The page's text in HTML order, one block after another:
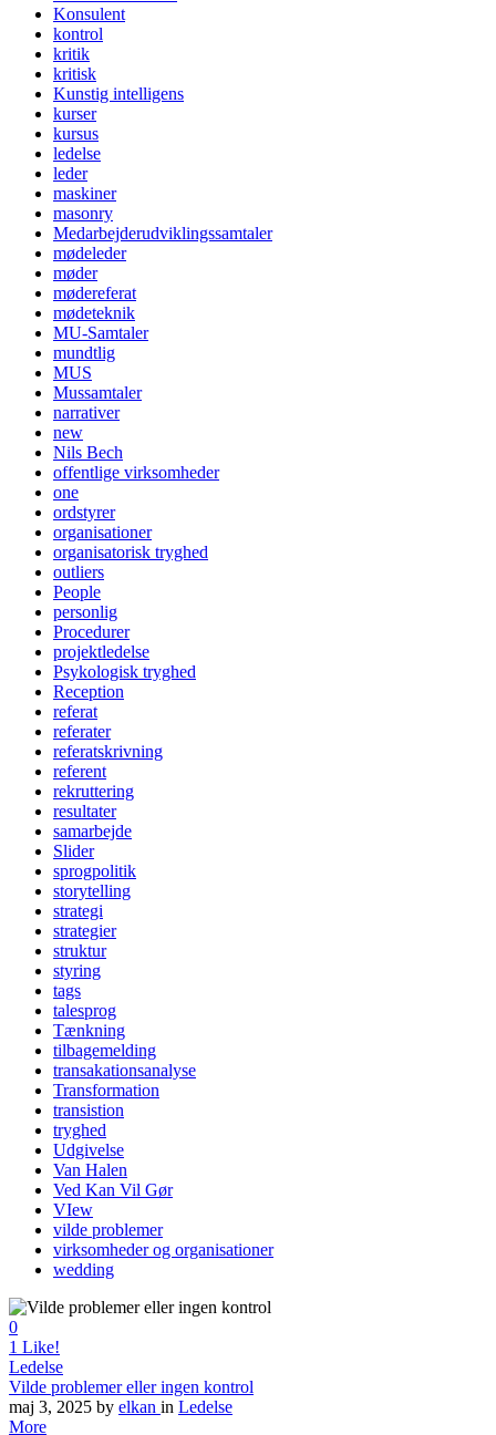
Konsulent
kontrol
kritik
kritisk
Kunstig intelligens
kurser
kursus
ledelse
leder
maskiner
masonry
Medarbejderudviklingssamtaler
mødeleder
møder
mødereferat
mødeteknik
MU-Samtaler
mundtlig
MUS
Mussamtaler
narrativer
new
Nils Bech
offentlige virksomheder
one
ordstyrer
organisationer
organisatorisk tryghed
outliers
People
personlig
Procedurer
projektledelse
Psykologisk tryghed
Reception
referat
referater
referatskrivning
referent
rekruttering
resultater
samarbejde
Slider
sprogpolitik
storytelling
strategi
strategier
struktur
styring
tags
talesprog
Tænkning
tilbagemelding
transakationsanalyse
Transformation
transistion
tryghed
Udgivelse
Van Halen
Ved Kan Vil Gør
VIew
vilde problemer
virksomheder og organisationer
wedding
0
1 Like!
Ledelse
Vilde problemer eller ingen kontrol
maj 3, 2025 by elkan in Ledelse
More